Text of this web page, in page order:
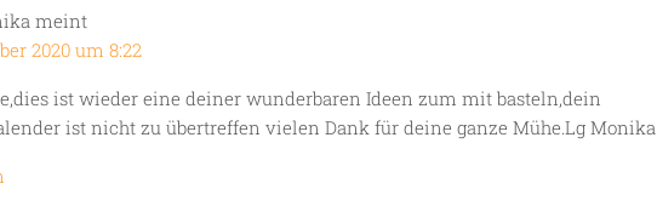
meint
2020 um 8:22
ist wieder eine deiner wunderbaren Ideen zum mit basteln,dein
ist nicht zu übertreffen vielen Dank für deine ganze Mühe.Lg Monika